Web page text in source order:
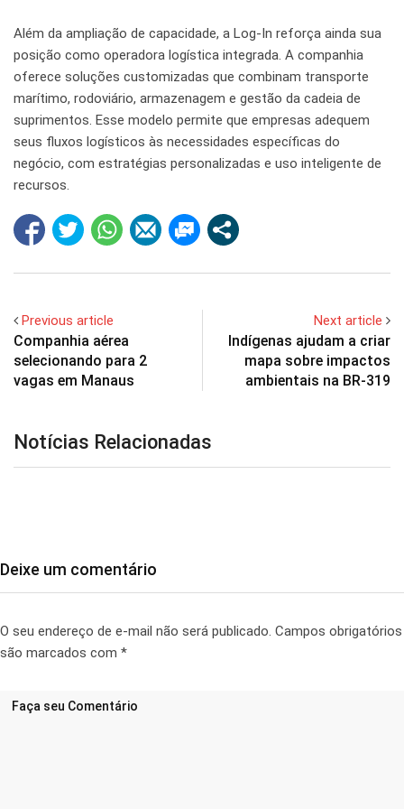
Além da ampliação de capacidade, a Log-In reforça ainda sua
posição como operadora logística integrada. A companhia
oferece soluções customizadas que combinam transporte
marítimo, rodoviário, armazenagem e gestão da cadeia de
suprimentos. Esse modelo permite que empresas adequem
seus fluxos logísticos às necessidades específicas do
negócio, com estratégias personalizadas e uso inteligente de
recursos.
Previous article
Companhia aérea
selecionando para 2
vagas em Manaus
Next article
Indígenas ajudam a criar
mapa sobre impactos
ambientais na BR-319
Notícias Relacionadas
Deixe um comentário
O seu endereço de e-mail não será publicado. Campos obrigatórios
são marcados com *